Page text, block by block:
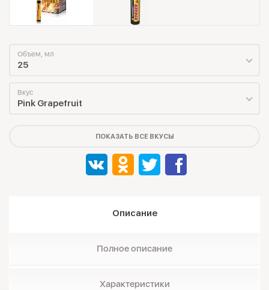
Объем, мл
25
Вкус
Pink Grapefruit
ПОКАЗАТЬ ВСЕ ВКУСЫ
Описание
Полное описание
Характеристики